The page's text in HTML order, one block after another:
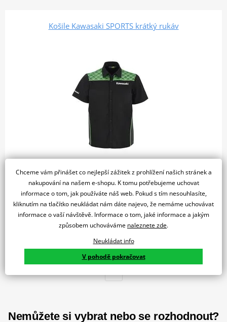
Košile Kawasaki SPORTS krátký rukáv
2 031 Kč 5 dní
Detail produktu
Porovnat
Sportovní košile KAWASAKI SPORTS Vlastnosti: Kolekce 2021
UNISEX Loga Kawasaki Černozelené…
Nemůžete si vybrat nebo se rozhodnout?
Chceme vám přinášet co nejlepší zážitek z prohlížení našich stránek a
nakupování na našem e-shopu. K tomu potřebujeme uchovat
informace o tom, jak používáte náš web. Pokud s tím nesouhlasíte,
kliknutím na tlačítko neukládat nám dáte najevo, že nemáme uchovávat
informace o vaší návštěvě. Informace o tom, jaké informace a jakým
způsobem uchováváme naleznete zde.
Neukládat info
V pohodě pokračovat